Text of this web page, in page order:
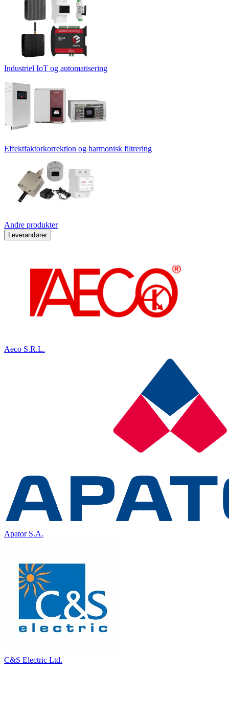
Industriel IoT og automatisering
Effektfaktorkorrektion og harmonisk filtrering
Andre produkter
Leverandører
Aeco S.R.L.
Apator S.A.
C&S Electric Ltd.